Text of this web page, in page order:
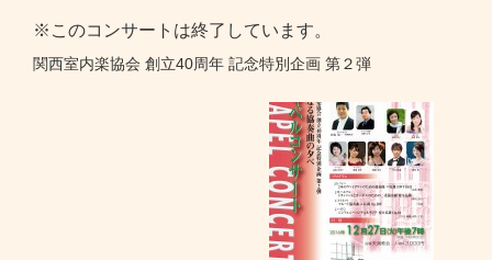
※このコンサートは終了しています。
関西室内楽協会 創立40周年 記念特別企画 第２弾